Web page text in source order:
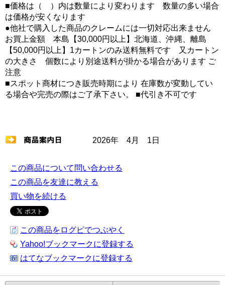
■価格は（ ）内は数量により変わります 数量の多い場合
は価格が安くなります
●他社で購入した商品のクレームには一切対応出来ません
お買上金額 本島【30,000円以上】北海道、沖縄、離島
【50,000円以上】1カートンのみ送料無料です 又カートン
の大きさ 個数により別途送料が掛かる場合があります ご
注意
■スポット商材につき販売時期により 在庫数が変動してい
る場合や完売の際はご了承下さい。 ■代引き不可です
2026年 4月 1日
この商品について問い合わせる
この商品を友達に教える
買い物を続ける
この商品をログピでつぶやく
Yahoo!ブックマークに登録する
はてなブックマークに登録する